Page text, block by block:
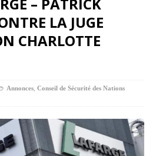
LA JUGE
CHARLOTTE
Annonces Conseil de Sécurité des Nations